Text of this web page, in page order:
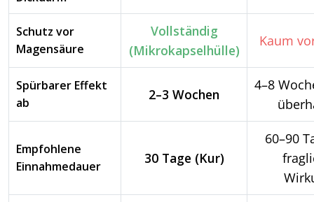
Schutz vor
Magensäure
Vollständig
(Mikrokapselhülle)
Kaum
Spürbarer Effekt
ab
2–3 Wochen
4–8
Empfohlene
Einnahmedauer
30 Tage (Kur)
60–90